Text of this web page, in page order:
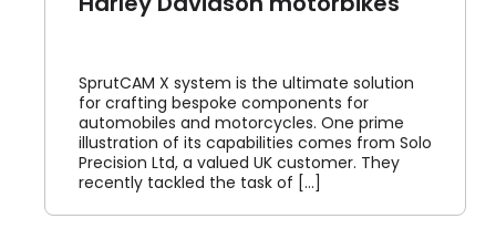
SprutCAM X system is the ultimate solution
for crafting bespoke components for
automobiles and motorcycles. One prime
illustration of its capabilities comes from Solo
Precision Ltd, a valued UK customer. They
recently tackled the task of [...]